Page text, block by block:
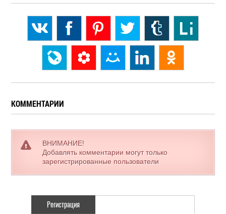
КОММЕНТАРИИ
ВНИМАНИЕ!
Добавлять комментарии могут только
зарегистрированные пользователи
Регистрация